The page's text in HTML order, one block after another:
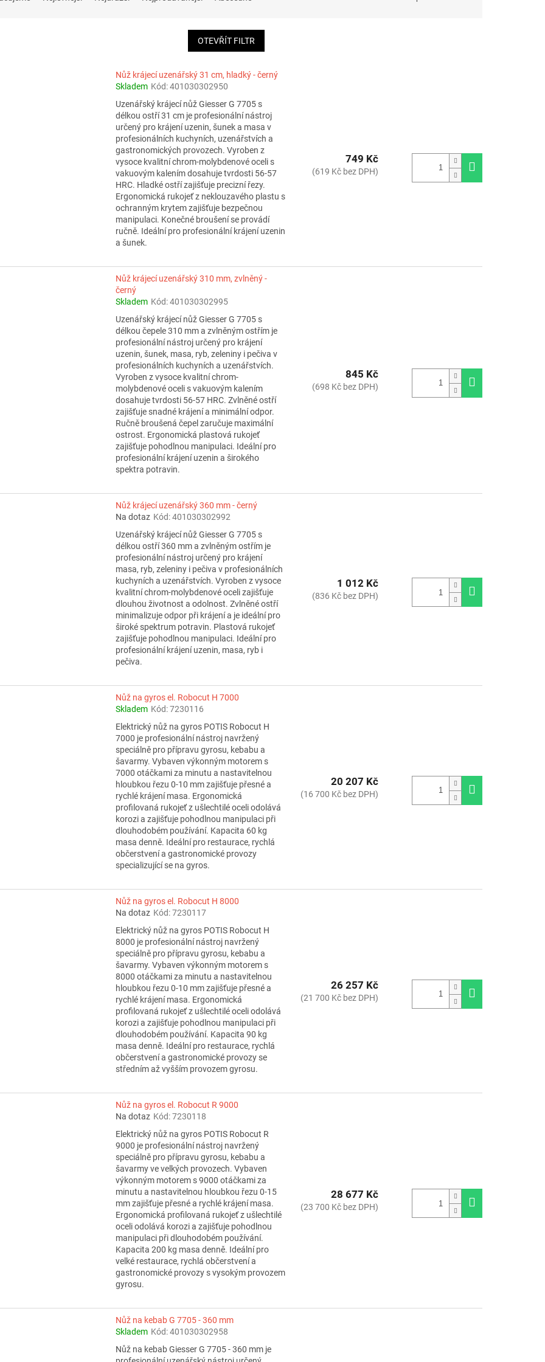
OTEVŘÍT FILTR
Nůž krájecí uzenářský 31 cm, hladký - černý
Skladem Kód:401030302950
Uzenářský krájecí nůž Giesser G 7705 s
délkou ostří 31 cm je profesionální nástroj
určený pro krájení uzenin, šunek a masa v
profesionálních kuchyních, uzenářstvích a
gastronomických provozech. Vyroben z
vysoce kvalitní chrom-molybdenové oceli s
vakuovým kalením dosahuje tvrdosti 56-57
HRC. Hladké ostří zajišťuje precizní řezy.
Ergonomická rukojeť z neklouzavého plastu s
ochranným krytem zajišťuje bezpečnou
manipulaci. Konečné broušení se provádí
ručně. Ideální pro profesionální krájení uzenin
a šunek.
749 Kč
(619 Kč bez DPH)
Nůž krájecí uzenářský 310 mm, zvlněný -
černý
Skladem Kód:401030302995
Uzenářský krájecí nůž Giesser G 7705 s
délkou čepele 310 mm a zvlněným ostřím je
profesionální nástroj určený pro krájení
uzenin, šunek, masa, ryb, zeleniny i pečiva v
profesionálních kuchyních a uzenářstvích.
Vyroben z vysoce kvalitní chrom-
molybdenové oceli s vakuovým kalením
dosahuje tvrdosti 56-57 HRC. Zvlněné ostří
zajišťuje snadné krájení a minimální odpor.
Ručně broušená čepel zaručuje maximální
ostrost. Ergonomická plastová rukojeť
zajišťuje pohodlnou manipulaci. Ideální pro
profesionální krájení uzenin a širokého
spektra potravin.
845 Kč
(698 Kč bez DPH)
Nůž krájecí uzenářský 360 mm - černý
Na dotaz Kód:401030302992
Uzenářský krájecí nůž Giesser G 7705 s
délkou ostří 360 mm a zvlněným ostřím je
profesionální nástroj určený pro krájení
masa, ryb, zeleniny i pečiva v profesionálních
kuchyních a uzenářstvích. Vyroben z vysoce
kvalitní chrom-molybdenové oceli zajišťuje
dlouhou životnost a odolnost. Zvlněné ostří
minimalizuje odpor při krájení a je ideální pro
široké spektrum potravin. Plastová rukojeť
zajišťuje pohodlnou manipulaci. Ideální pro
profesionální krájení uzenin, masa, ryb i
pečiva.
1 012 Kč
(836 Kč bez DPH)
Nůž na gyros el. Robocut H 7000
Skladem Kód:7230116
Elektrický nůž na gyros POTIS Robocut H
7000 je profesionální nástroj navržený
speciálně pro přípravu gyrosu, kebabu a
šavarmy. Vybaven výkonným motorem s
7000 otáčkami za minutu a nastavitelnou
hloubkou řezu 0-10 mm zajišťuje přesné a
rychlé krájení masa. Ergonomická
profilovaná rukojeť z ušlechtilé oceli odolává
korozi a zajišťuje pohodlnou manipulaci při
dlouhodobém používání. Kapacita 60 kg
masa denně. Ideální pro restaurace, rychlá
občerstvení a gastronomické provozy
specializující se na gyros.
20 207 Kč
(16 700 Kč bez DPH)
Nůž na gyros el. Robocut H 8000
Na dotaz Kód:7230117
Elektrický nůž na gyros POTIS Robocut H
8000 je profesionální nástroj navržený
speciálně pro přípravu gyrosu, kebabu a
šavarmy. Vybaven výkonným motorem s
8000 otáčkami za minutu a nastavitelnou
hloubkou řezu 0-10 mm zajišťuje přesné a
rychlé krájení masa. Ergonomická
profilovaná rukojeť z ušlechtilé oceli odolává
korozi a zajišťuje pohodlnou manipulaci při
dlouhodobém používání. Kapacita 90 kg
masa denně. Ideální pro restaurace, rychlá
občerstvení a gastronomické provozy se
středním až vyšším provozem gyrosu.
26 257 Kč
(21 700 Kč bez DPH)
Nůž na gyros el. Robocut R 9000
Na dotaz Kód:7230118
Elektrický nůž na gyros POTIS Robocut R
9000 je profesionální nástroj navržený
speciálně pro přípravu gyrosu, kebabu a
šavarmy ve velkých provozech. Vybaven
výkonným motorem s 9000 otáčkami za
minutu a nastavitelnou hloubkou řezu 0-15
mm zajišťuje přesné a rychlé krájení masa.
Ergonomická profilovaná rukojeť z ušlechtilé
oceli odolává korozi a zajišťuje pohodlnou
manipulaci při dlouhodobém používání.
Kapacita 200 kg masa denně. Ideální pro
velké restaurace, rychlá občerstvení a
gastronomické provozy s vysokým provozem
gyrosu.
28 677 Kč
(23 700 Kč bez DPH)
Nůž na kebab G 7705 - 360 mm
Skladem Kód:401030302958
Nůž na kebab Giesser G 7705 - 360 mm je